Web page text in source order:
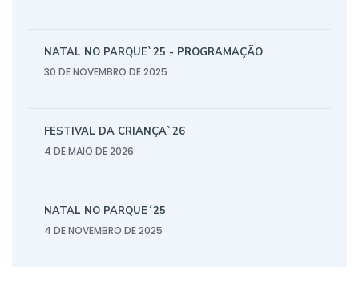
NATAL NO PARQUE`25 - PROGRAMAÇÃO
30 DE NOVEMBRO DE 2025
FESTIVAL DA CRIANÇA`26
4 DE MAIO DE 2026
NATAL NO PARQUE´25
4 DE NOVEMBRO DE 2025